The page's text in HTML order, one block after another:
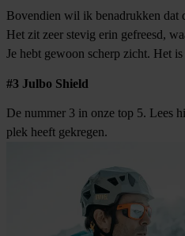
Bovendien wil ik benadrukken dat
Het zit zeer stevig erin gefreesd,
Je hebt gewoon scherp zicht. Het is
#3 Julbo Shield
De nummer 3 in onze top 5. Lees
plek heeft gekregen.